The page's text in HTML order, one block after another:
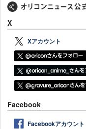
X
Xアカウント
Facebook
Facebookアカウント